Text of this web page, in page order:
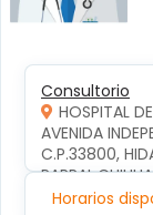
Consultorio
HOSPITAL
AVENIDA
C.P.33800,
Horarios